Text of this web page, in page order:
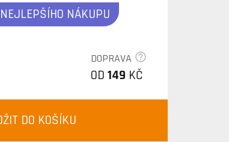
NÁKUPU
DOPRAVA
OD 149 KČ
DO KOŠÍKU